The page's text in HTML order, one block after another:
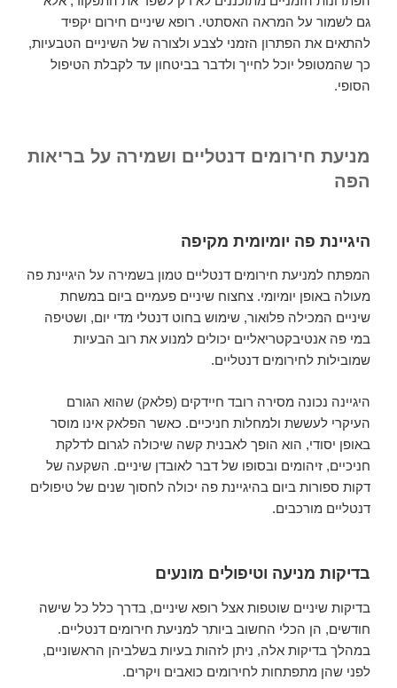
גם לשמור על המראה האסתטי. רופא שיניים חירום יקפיד
להתאים את הפתרון הזמני לצבע ולצורה של השיניים הטבעיות,
כך שהמטופל יוכל לחייך ולדבר בביטחון עד לקבלת הטיפול
הסופי.
מניעת חירומים דנטליים ושמירה על בריאות
הפה
היגיינת פה יומיומית מקיפה
המפתח למניעת חירומים דנטליים טמון בשמירה על היגיינת פה
מעולה באופן יומיומי. צחצוח שיניים פעמיים ביום במשחת
שיניים המכילה פלואור, שימוש בחוט דנטלי מדי יום, ושטיפה
במי פה אנטיבקטריאליים יכולים למנוע את רוב הבעיות
שמובילות לחירומים דנטליים.
היגיינה נכונה מסירה רובד חיידקים (פלאק) שהוא הגורם
העיקרי לעששת ולמחלות חניכיים. כאשר הפלאק אינו מוסר
באופן יסודי, הוא הופך לאבנית קשה שיכולה לגרום לדלקת
חניכיים, זיהומים ובסופו של דבר לאובדן שיניים. השקעה של
דקות ספורות ביום בהיגיינת פה יכולה לחסוך שנים של טיפולים
דנטליים מורכבים.
בדיקות מניעה וטיפולים מונעים
בדיקות שיניים שוטפות אצל רופא שיניים, בדרך כלל כל שישה
חודשים, הן הכלי החשוב ביותר למניעת חירומים דנטליים.
במהלך בדיקות אלה, ניתן לזהות בעיות בשלביהן הראשוניים,
לפני שהן מתפתחות לחירומים כואבים ויקרים.